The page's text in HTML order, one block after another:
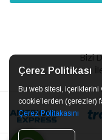
Çerez Politikası
Bu web sitesi,
cookie’lerden (çerezler)
Çerez Politakasını
Bizi